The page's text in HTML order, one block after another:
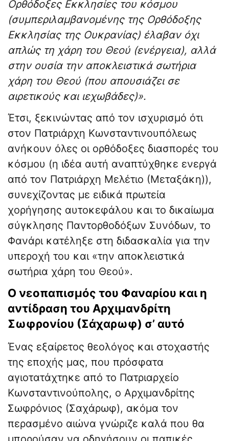
Ορθόδοξες Εκκλησίες του κόσμου
(συμπεριλαμβανομένης της Ορθόδοξης
Εκκλησίας της Ουκρανίας) έλαβαν όχι
απλώς τη χάρη του Θεού (ενέργεια), αλλά
στην ουσία την αποκλειστικά σωτήρια
χάρη του Θεού (που απουσιάζει σε
αιρετικούς και ιεχωβάδες)».
Έτσι, ξεκινώντας από τον ισχυρισμό ότι
στον Πατριάρχη Κωνσταντινουπόλεως
ανήκουν όλες οι ορθόδοξες διασπορές του
κόσμου (η ιδέα αυτή αναπτύχθηκε ενεργά
από τον Πατριάρχη Μελέτιο (Μεταξάκη)),
συνεχίζοντας με ειδικά πρωτεία
χορήγησης αυτοκεφάλου και το δικαίωμα
σύγκλησης Παντορθοδόξων Συνόδων, το
Φανάρι κατέληξε στη διδασκαλία για την
υπεροχή του και «την αποκλειστικά
σωτήρια χάρη του Θεού».
Ο νεοπαπισμός του Φαναρίου και η
αντίδραση του Αρχιμανδρίτη
Σωφρονίου (Σάχαρωφ) σ’ αυτό
Ένας εξαίρετος θεολόγος και στοχαστής
της εποχής μας, που πρόσφατα
αγιοτατάχτηκε από το Πατριαρχείο
Κωνσταντινούπολης, ο Αρχιμανδρίτης
Σωφρόνιος (Σαχάρωφ), ακόμα τον
περασμένο αιώνα γνώριζε καλά που θα